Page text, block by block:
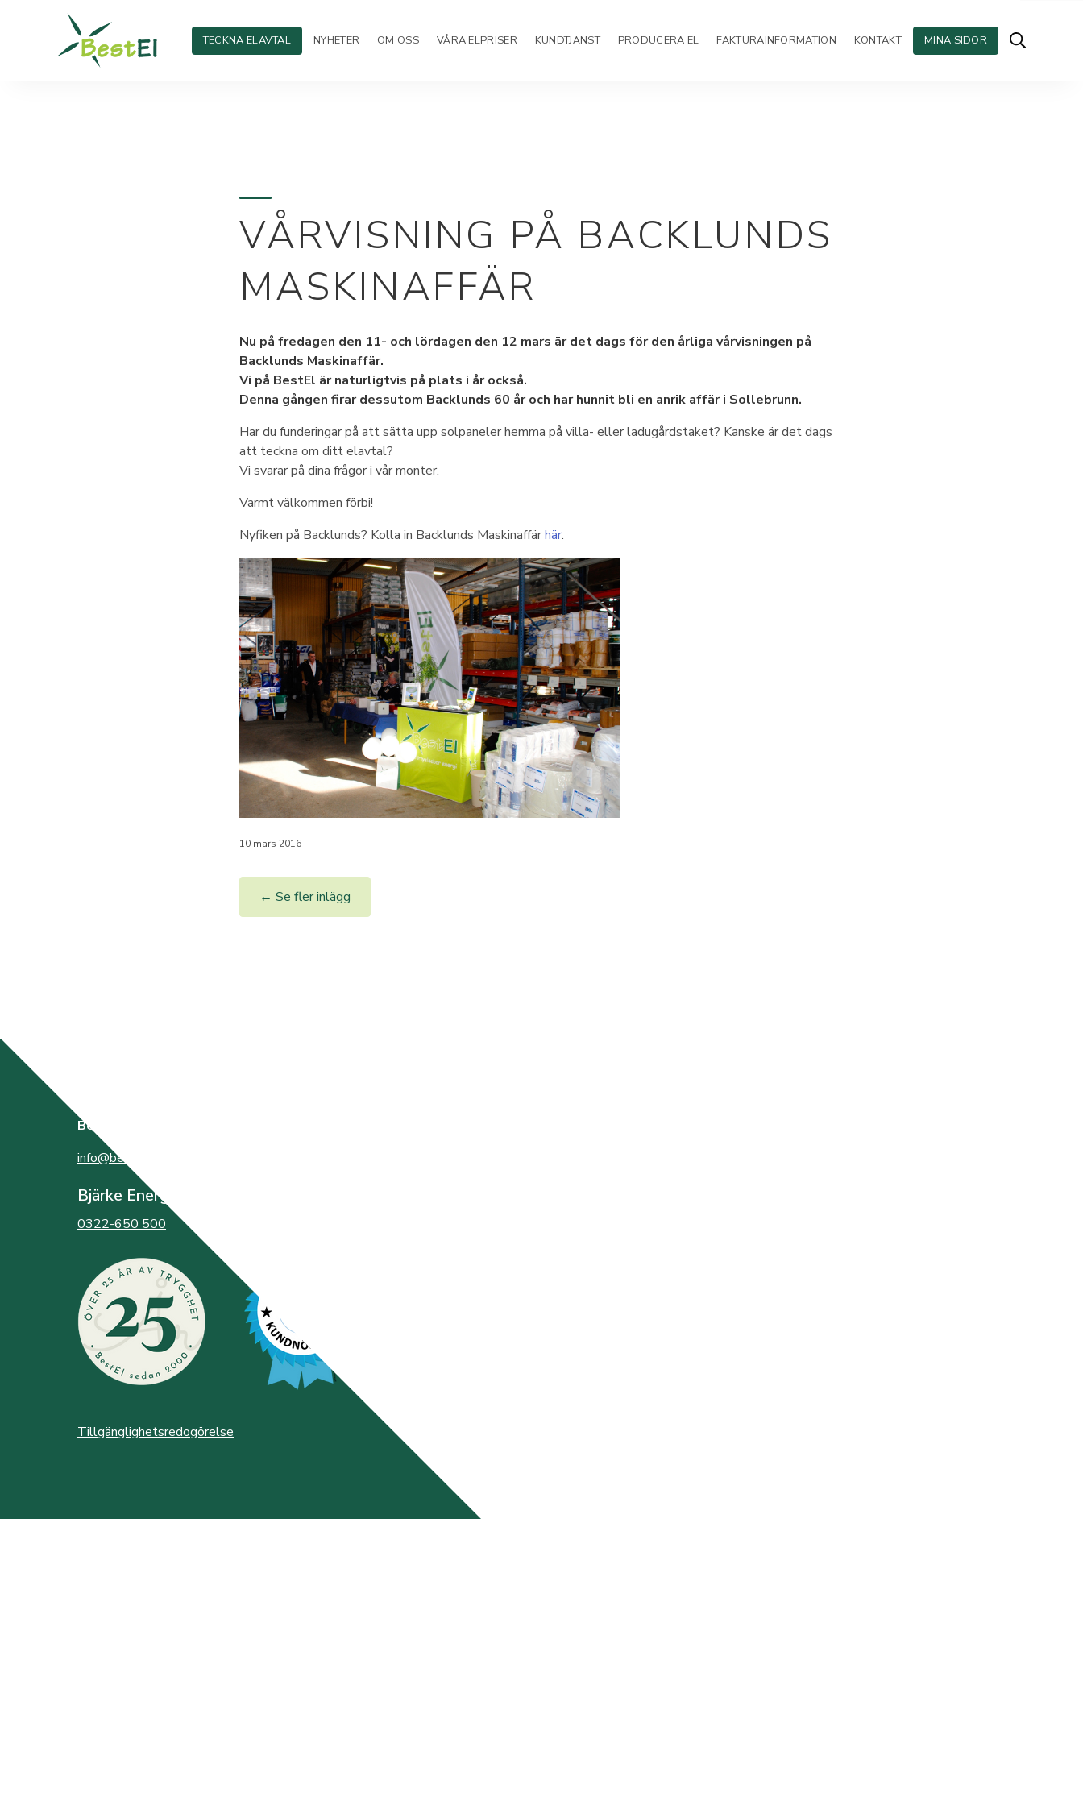
TECKNA ELAVTAL NYHETER OM OSS VÅRA ELPRISER KUNDTJÄNST PRODUCERA EL FAKTURAINFORMATION KONTAKT MINA SIDOR
VÅRVISNING PÅ BACKLUNDS
MASKINAFFÄR
Nu på fredagen den 11- och lördagen den 12 mars är det dags för den årliga vårvisningen på
Backlunds Maskinaffär.
Vi på BestEl är naturligtvis på plats i år också.
Denna gången firar dessutom Backlunds 60 år och har hunnit bli en anrik affär i Sollebrunn.
Har du funderingar på att sätta upp solpaneler hemma på villa- eller ladugårdstaket? Kanske är det dags
att teckna om ditt elavtal?
Vi svarar på dina frågor i vår monter.
Varmt välkommen förbi!
Nyfiken på Backlunds? Kolla in Backlunds Maskinaffärhär.
10 mars 2016
← Se fler inlägg
BestEl
info@bestel.se
Bjärke Energi
0322-650 500
Tillgänglighetsredogörelse